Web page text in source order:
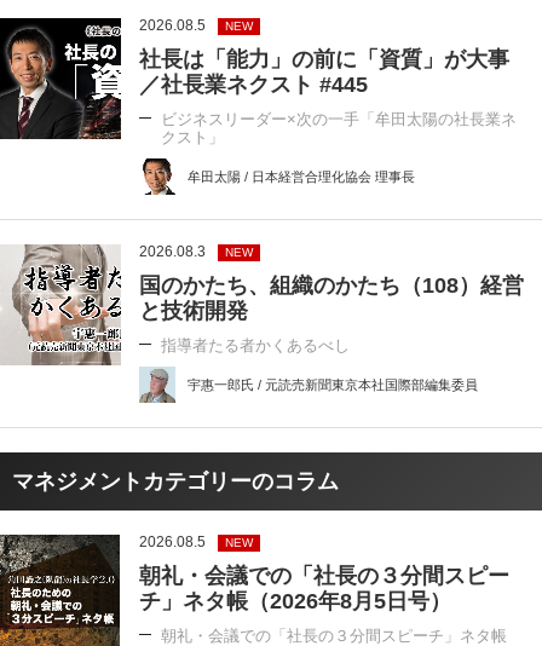
2026.08.5 NEW
社長は「能力」の前に「資質」が大事
／社長業ネクスト #445
ビジネスリーダー×次の一手「牟田太陽の社長業ネ
クスト」
牟田太陽 / 日本経営合理化協会 理事長
2026.08.3 NEW
国のかたち、組織のかたち（108）経営
と技術開発
指導者たる者かくあるべし
宇惠一郎氏 / 元読売新聞東京本社国際部編集委員
マネジメントカテゴリーのコラム
2026.08.5 NEW
朝礼・会議での「社長の３分間スピー
チ」ネタ帳（2026年8月5日号）
朝礼・会議での「社長の３分間スピーチ」ネタ帳